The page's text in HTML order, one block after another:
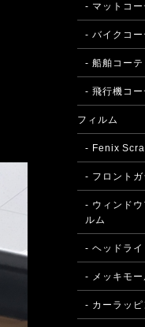
- マットコー
- バイクコー
- 船舶コーテ
- 飛行機コー
フィルム
- Fenix
- フロントガ
- ウィンドウ
ルム
- ヘッドライ
- メッキモー
- カーラッピ